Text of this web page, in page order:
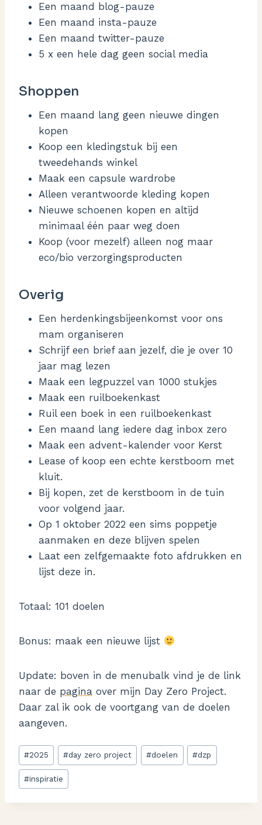
Een maand blog-pauze
Een maand insta-pauze
Een maand twitter-pauze
5 x een hele dag geen social media
Shoppen
Een maand lang geen nieuwe dingen
kopen
Koop een kledingstuk bij een
tweedehands winkel
Maak een capsule wardrobe
Alleen verantwoorde kleding kopen
Nieuwe schoenen kopen en altijd
minimaal één paar weg doen
Koop (voor mezelf) alleen nog maar
eco/bio verzorgingsproducten
Overig
Een herdenkingsbijeenkomst voor ons
mam organiseren
Schrijf een brief aan jezelf, die je over 10
jaar mag lezen
Maak een legpuzzel van 1000 stukjes
Maak een ruilboekenkast
Ruil een boek in een ruilboekenkast
Een maand lang iedere dag inbox zero
Maak een advent-kalender voor Kerst
Lease of koop een echte kerstboom met
kluit.
Bij kopen, zet de kerstboom in de tuin
voor volgend jaar.
Op 1 oktober 2022 een sims poppetje
aanmaken en deze blijven spelen
Laat een zelfgemaakte foto afdrukken en
lijst deze in.
Totaal: 101 doelen
Bonus: maak een nieuwe lijst
Update: boven in de menubalk vind je de link
naar de pagina over mijn Day Zero Project.
Daar zal ik ook de voortgang van de doelen
aangeven.
Bericht
tags:
#2025 #day zero project #doelen #dzp
#inspiratie